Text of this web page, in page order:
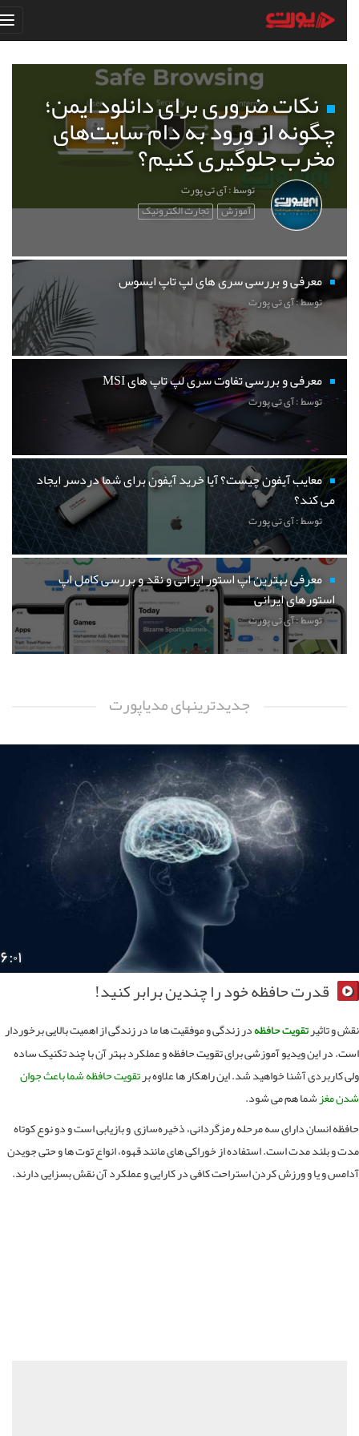
نکات ضروری برای دانلود ایمن؛
چگونه از ورود به دام سایت‌های
مخرب جلوگیری کنیم؟
توسط : آی تی پورت
آموزش تجارت الکترونیک
معرفی و بررسی سری های لپ تاپ ایسوس
توسط : آی تی پورت
معرفی و بررسی تفاوت سری لپ تاپ های MSI
توسط : آی تی پورت
معایب آیفون چیست؟ آیا خرید آیفون برای شما دردسر ایجاد
می کند؟
توسط : آی تی پورت
معرفی بهترین اپ استور ایرانی و نقد و بررسی کامل اپ
استورهای ایرانی
توسط : آی تی پورت
جدیدترینهای مدیاپورت
۶:۰۱
قدرت حافظه خود را چندین برابر کنید!
و تاثیرتقویت حافظهدر زندگی و موفقیت ها ما در زندگی از اهمیت بالایی برخوردار
در این ویدیو آموزشی برای تقویت حافظه و عملکرد بهتر آن با چند تکنیک ساده
کاربردی آشنا خواهید شد. این راهکار ها علاوه برتقویت حافظه شما باعث جوان
مغزشما هم می شود.
انسان دارای سه مرحله رمزگردانی، ذخیره‌سازی و بازیابی است و دو نوع کوتاه
و بلند مدت است. استفاده از خوراکی های مانند قهوه، انواع توت ها و حتی جویدن
و یا و ورزش کردن استراحت کافی در کارایی و عملکرد آن نقش بسزایی دارند.